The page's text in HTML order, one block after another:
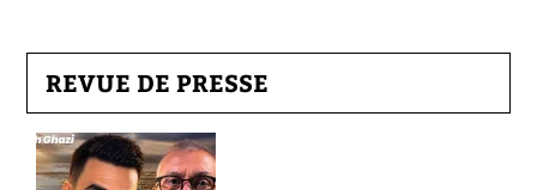
REVUE DE PRESSE